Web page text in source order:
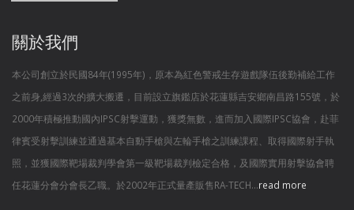
關於我們
本公司創立於民國84年(1995年)，原本為紅色警戒生存遊戲隊伍後勤補給工作
之前身,經過3次的擴大搬遷，目前設立旗鑑店於花蓮縣吉安鄉南昌路155號，於
2000年積極推動國內IPSC射擊運動，獲獎無數，進而加入國際IPSC協會，赴菲
律賓受射擊訓練並通過基本自動手槍與左輪手槍之訓練課程、取得國際射手執
照，並獲國際靶場裁判學會第一級靶場裁判檢定合格，及國際實用射擊協會聘
任花蓮分會分會長乙職。於2002年正式量產販售RA-TECH...read more